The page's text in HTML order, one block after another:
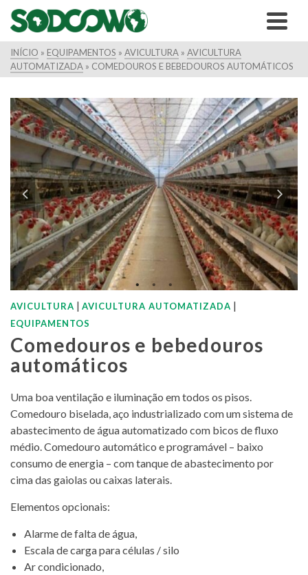
INÍCIO » EQUIPAMENTOS » AVICULTURA » AVICULTURA
AUTOMATIZADA » COMEDOUROS E BEBEDOUROS AUTOMÁTICOS
AVICULTURA | AVICULTURA AUTOMATIZADA |
EQUIPAMENTOS
Comedouros e bebedouros
automáticos
Uma boa ventilação e iluminação em todos os pisos.
Comedouro biselada, aço industrializado com um sistema de
abastecimento de água automatizado com bicos de fluxo
médio. Comedouro automático e programável – baixo
consumo de energia – com tanque de abastecimento por
cima das gaiolas ou caixas laterais.
Elementos opcionais:
Alarme de falta de água,
Escala de carga para células / silo
Ar condicionado,